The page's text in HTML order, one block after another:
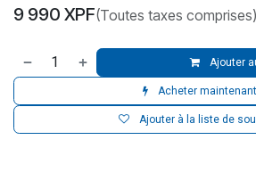
9 990 XPF(Toutes taxes comprises)
Ajouter
Acheter maintenant
Ajouter à la liste de